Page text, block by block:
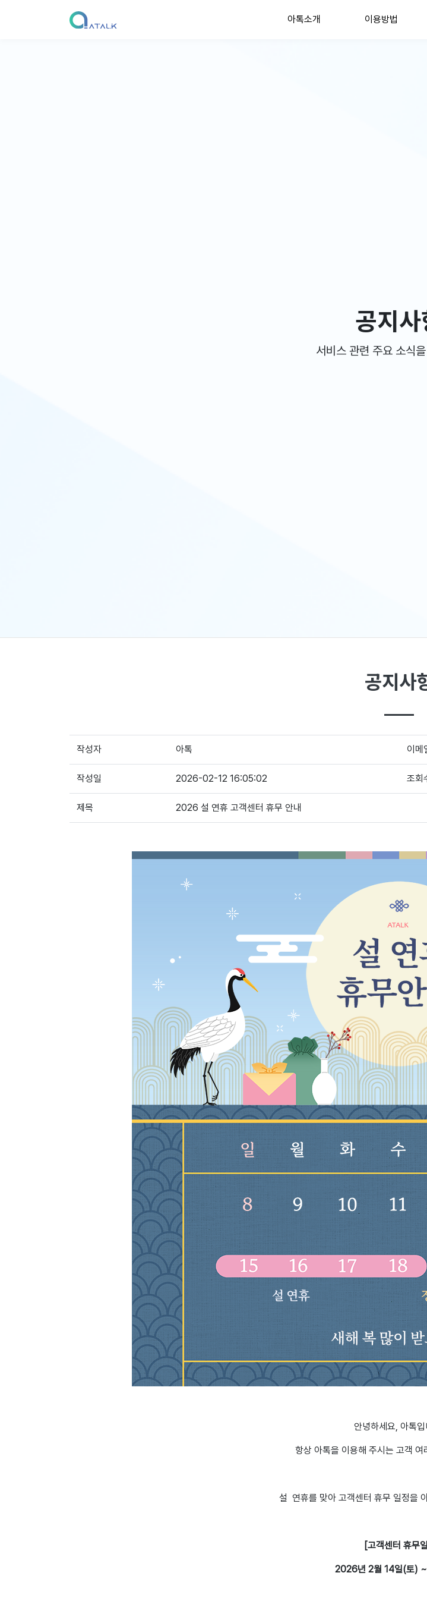
아톡소개 이용방법
공지
서비스 관련 주요 소식
공지사
작성자 아톡 이메
작성일 2026-02-12 16:05:02 조회
제목 2026 설 연휴 고객센터 휴무 안내
안녕하세요, 아톡
항상 아톡을 이용해 주시는 고객 여
설 연휴를 맞아 고객센터 휴무 일정을
[고객센터 휴무
2026년 2월 14일(토)